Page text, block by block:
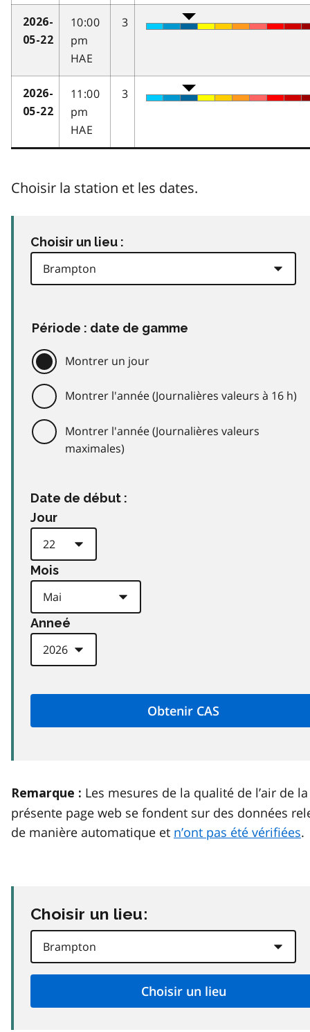
2026-
05-22
10:00
pm
HAE
3
2026-
05-22
11:00
pm
HAE
3
Choisir la station et les dates.
Choisir un lieu :
Période : date de gamme
Montrer un jour
Montrer l'année (Journalières valeurs à 16 h)
Montrer l'année (Journalières valeurs
maximales)
Date de début :
Jour
Mois
Anneé
Remarque : Les mesures de la qualité de l’air de la
présente page web se fondent sur des données
de manière automatique et n’ont pas été vérifiées.
Choisir un lieu: